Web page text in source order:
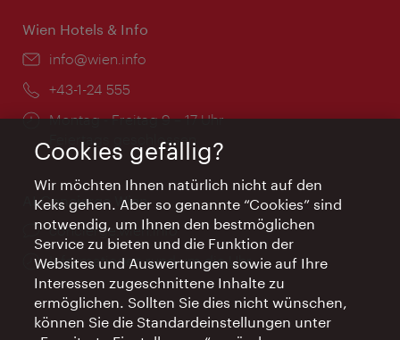
Wien Hotels & Info
Email:
info@wien.info
Telefon:
+43-1-24 555
Öffnungszeiten:
Montag - Freitag 9 – 17 Uhr
Feiertags geschlossen
AI Concierge Wien
Ort:
concierge.wien.info
Öffnungszeiten:
Informationen rund um die Uhr
Cookies gefällig?
Wir möchten Ihnen natürlich nicht auf den
Keks gehen. Aber so genannte “Cookies” sind
notwendig, um Ihnen den bestmöglichen
Service zu bieten und die Funktion der
Websites und Auswertungen sowie auf Ihre
Interessen zugeschnittene Inhalte zu
ermöglichen. Sollten Sie dies nicht wünschen,
können Sie die Standardeinstellungen unter